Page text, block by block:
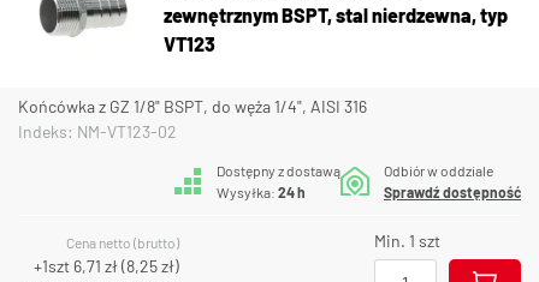
zewnętrznym BSPT, stal nierdzewna, typ
VT123
Końcówka z GZ 1/8" BSPT, do węża 1/4", AISI 316
Indeks: NM-VT123-02
Dostępny z dostawą
Wysyłka: 24 h
Odbiór w oddziale
Sprawdź dostępność
Cena netto (brutto)
+1szt 6,71 zł(8,25 zł)
Min. 1 szt